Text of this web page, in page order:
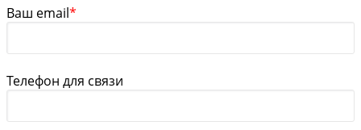
Ваш email*
Телефон для связи